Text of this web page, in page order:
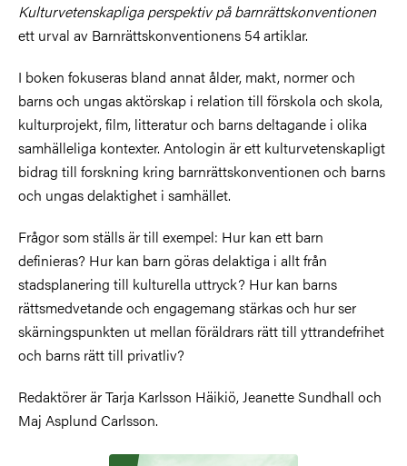
Kulturvetenskapliga perspektiv på barnrättskonventionen
ett urval av Barnrättskonventionens 54 artiklar.
I boken fokuseras bland annat ålder, makt, normer och
barns och ungas aktörskap i relation till förskola och skola,
kulturprojekt, film, litteratur och barns deltagande i olika
samhälleliga kontexter. Antologin är ett kulturvetenskapligt
bidrag till forskning kring barnrättskonventionen och barns
och ungas delaktighet i samhället.
Frågor som ställs är till exempel: Hur kan ett barn
definieras? Hur kan barn göras delaktiga i allt från
stadsplanering till kulturella uttryck? Hur kan barns
rättsmedvetande och engagemang stärkas och hur ser
skärningspunkten ut mellan föräldrars rätt till yttrandefrihet
och barns rätt till privatliv?
Redaktörer är Tarja Karlsson Häikiö, Jeanette Sundhall och
Maj Asplund Carlsson.